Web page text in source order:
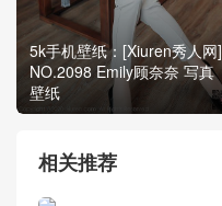
5k手机壁纸：[Xiuren秀人网]
NO.2098 Emily顾奈奈 写真
壁纸
相关推荐